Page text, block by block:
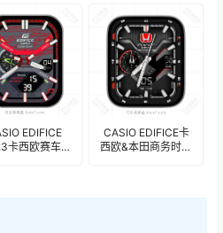
EDIFICE
卡西欧赛车限
CASIO EDIFICE卡
西欧&本田商务时尚